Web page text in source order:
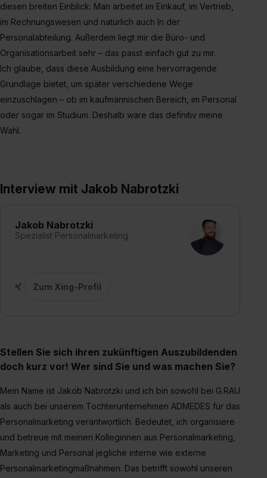
diesen breiten Einblick: Man arbeitet im Einkauf, im Vertrieb,
im Rechnungswesen und natürlich auch In der
Personalabteilung. Außerdem liegt mir die Büro- und
Organisationsarbeit sehr – das passt einfach gut zu mir.
Ich glaube, dass diese Ausbildung eine hervorragende
Grundlage bietet, um später verschiedene Wege
einzuschlagen – ob im kaufmännischen Bereich, im Personal
oder sogar im Studium. Deshalb wäre das definitiv meine
Wahl.
Interview mit Jakob Nabrotzki
Jakob Nabrotzki
Spezialist Personalmarketing
Zum Xing-Profil
Stellen Sie sich ihren zukünftigen Auszubildenden
doch kurz vor! Wer sind Sie und was machen Sie?
Mein Name ist Jakob Nabrotzki und ich bin sowohl bei G.RAU
als auch bei unserem Tochterunternehmen ADMEDES für das
Personalmarketing verantwortlich. Bedeutet, ich organisiere
und betreue mit meinen Kolleginnen aus Personalmarketing,
Marketing und Personal jegliche interne wie externe
Personalmarketingmaßnahmen. Das betrifft sowohl unseren